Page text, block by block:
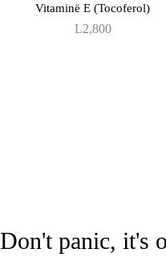
Vitaminë E (Tocoferol)
L2,800
Don't panic, it's